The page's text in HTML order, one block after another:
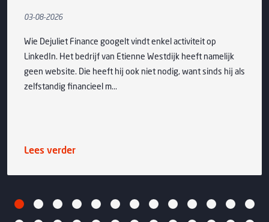
03-08-2026
Wie Dejuliet Finance googelt vindt enkel activiteit op
LinkedIn. Het bedrijf van Etienne Westdijk heeft namelijk
geen website. Die heeft hij ook niet nodig, want sinds hij als
zelfstandig financieel m...
Lees verder